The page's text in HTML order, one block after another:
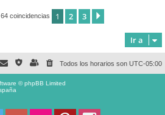
coincidencias 1 2 3
Ir a
Todos los horarios son UTC-05:00
© phpBB Limited